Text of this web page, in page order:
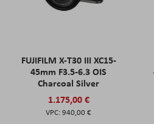
FUJIFILM X-T30 III XC15-
45mm F3.5-6.3 OIS
Charcoal Silver
1.175,00 €
940,00 €